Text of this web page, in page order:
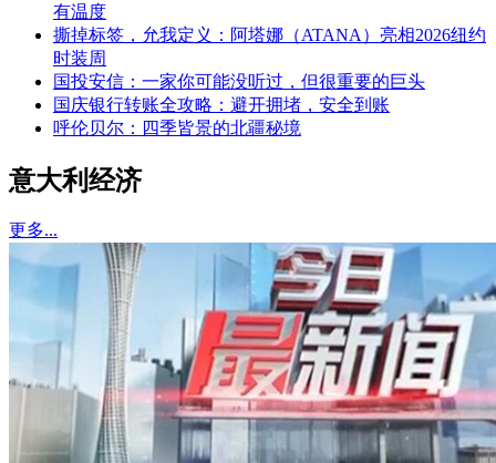
有温度
撕掉标签，允我定义：阿塔娜（ATANA）亮相2026纽约
时装周
国投安信：一家你可能没听过，但很重要的巨头
国庆银行转账全攻略：避开拥堵，安全到账
呼伦贝尔：四季皆景的北疆秘境
意大利经济
更多...